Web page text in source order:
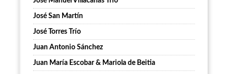
José San Martín
José Torres Trío
Juan Antonio Sánchez
Juan María Escobar & Mariola de Beitia